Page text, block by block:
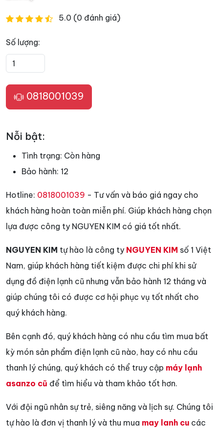
5.0 (0 đánh giá)
Số lượng:
0818001039
Nỗi bật:
Tình trạng: Còn hàng
Bảo hành: 12
Hotline: 0818001039 - Tư vấn và báo giá ngay cho
khách hàng hoàn toàn miễn phí. Giúp khách hàng chọn
lựa được công ty NGUYEN KIM có giá tốt nhất.
NGUYEN KIM tự hào là công ty NGUYEN KIM số 1 Việt
Nam, giúp khách hàng tiết kiệm được chi phí khi sử
dụng đồ điện lạnh cũ nhưng vẫn bảo hành 12 tháng và
giúp chúng tôi có được cơ hội phục vụ tốt nhất cho
quý khách hàng.
Bên cạnh đó, quý khách hàng có nhu cầu tìm mua bất
kỳ món sản phẩm điện lạnh cũ nào, hay có nhu cầu
thanh lý chúng, quý khách có thể truy cập máy lạnh
asanzo cũ để tìm hiểu và tham khảo tốt hơn.
Với đội ngũ nhân sự trẻ, siêng năng và lịch sự. Chúng tôi
tự hào là đơn vị thanh lý và thu mua may lanh cu các